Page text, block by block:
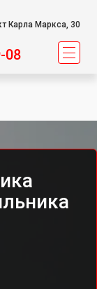
Карла Маркса, 30
08